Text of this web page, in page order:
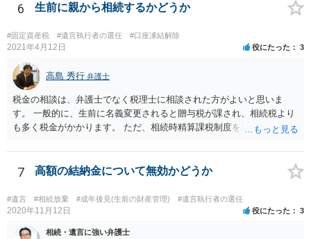
6 生前に親から相続するかどうか
#固定資産税 #遺言執行者の選任 #口座凍結解除
2021年4月12日 役にたった 3
高島 秀行 弁護士
税金の相談は、弁護士でなく税理士に相談された方がよいと思いま
す。 一般的に、生前に名義変更されると贈与税が課され、相続税より
も多く税金がかかります。 ただ、相続時精算課税制度を取れば、実質
ういう場合にどれくらい税金がかかるか計算してもらって どういう方
針を取るか決められたらよいと思います。
7 高額の結納金について無効かどうか
#遺言 #相続放棄 #成年後見(生前の財産管理) #遺言執行者の選任
2020年11月12日 役にたった 3
相続・遺言に強い弁護士